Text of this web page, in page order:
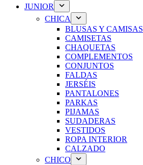
JUNIOR
CHICA
BLUSAS Y CAMISAS
CAMISETAS
CHAQUETAS
COMPLEMENTOS
CONJUNTOS
FALDAS
JERSÉIS
PANTALONES
PARKAS
PIJAMAS
SUDADERAS
VESTIDOS
ROPA INTERIOR
CALZADO
CHICO